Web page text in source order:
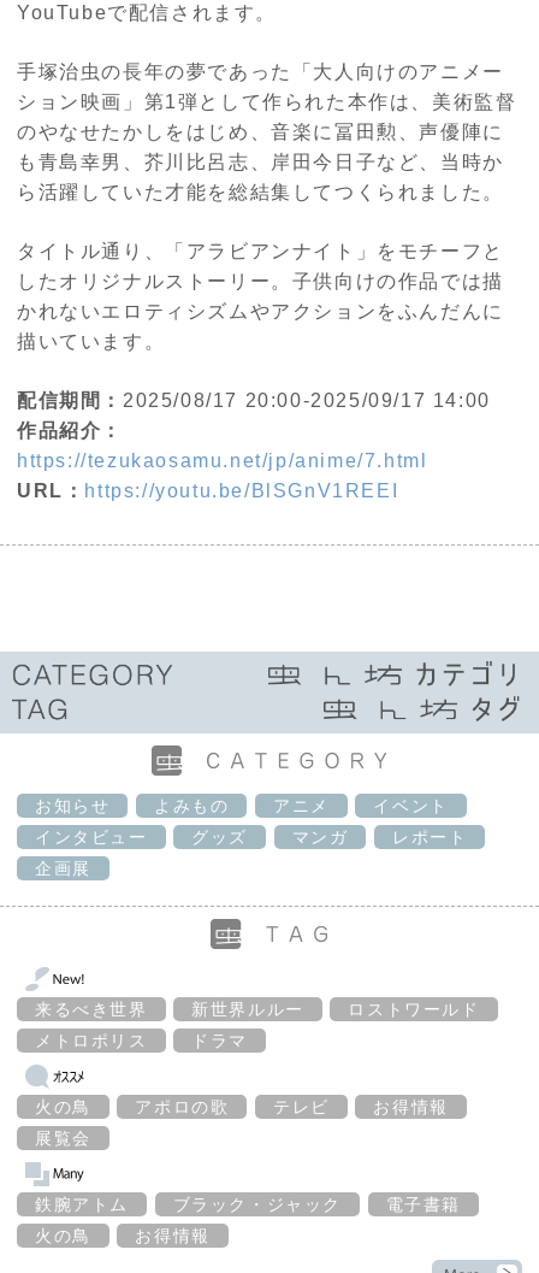
YouTubeで配信されます。
手塚治虫の長年の夢であった「大人向けのアニメー
ション映画」第1弾として作られた本作は、美術監督
のやなせたかしをはじめ、音楽に冨田勲、声優陣に
も青島幸男、芥川比呂志、岸田今日子など、当時か
ら活躍していた才能を総結集してつくられました。
タイトル通り、「アラビアンナイト」をモチーフと
したオリジナルストーリー。子供向けの作品では描
かれないエロティシズムやアクションをふんだんに
描いています。
配信期間： 2025/08/17 20:00-2025/09/17 14:00
作品紹介：
https://tezukaosamu.net/jp/anime/7.html
URL： https://youtu.be/BlSGnV1REEI
お知らせ よみもの アニメ
イベント
インタビュー
グッズ マンガ
レポート
企画展
来るべき世界 新世界ルルー
ロストワールド
メトロポリス
ドラマ
火の鳥 アポロの歌 テレビ
お得情報
展覧会
鉄腕アトム ブラック・ジャック
電子書籍
火の鳥
お得情報